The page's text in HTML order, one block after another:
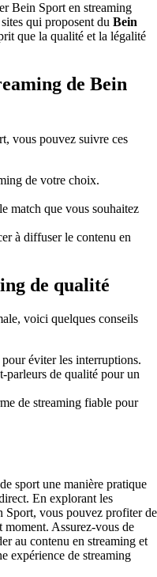
Bein Sport en streaming
qui proposent du Bein
que la qualité et la légalité
de Bein
vous pouvez suivre ces
de votre choix.
match que vous souhaitez
à diffuser le contenu en
de qualité
voici quelques conseils
éviter les interruptions.
parleurs de qualité pour un
de streaming fiable pour
sport une manière pratique
En explorant les
Sport, vous pouvez profiter de
moment. Assurez-vous de
au contenu en streaming et
expérience de streaming